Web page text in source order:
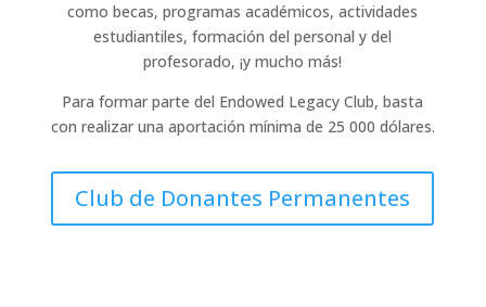
como becas, programas académicos, actividades
estudiantiles, formación del personal y del
profesorado, ¡y mucho más!
Para formar parte del Endowed Legacy Club, basta
con realizar una aportación mínima de 25 000 dólares.
Club de Donantes Permanentes